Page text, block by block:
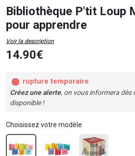
Bibliothèque P'tit Loup
pour apprendre
Voir la description
14.90€
rupture temporaire
Créez une alerte, on vous informera dès
disponible !
Choisissez votre modèle
non
disponible